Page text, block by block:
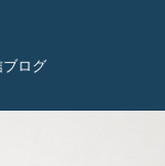
ログ